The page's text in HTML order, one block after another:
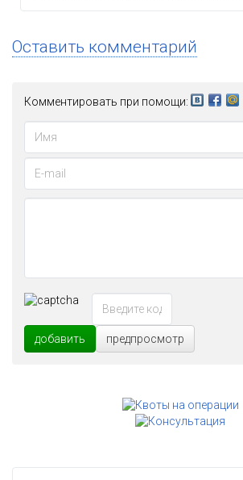
Оставить комментарий
Комментировать при помощи:
добавить предпросмотр